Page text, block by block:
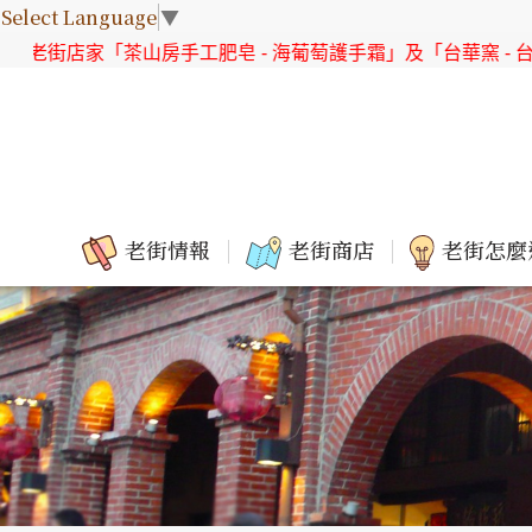
Select Language▼
手工肥皂 - 海葡萄護手霜」及「台華窯 - 台灣原生花系列 直
老街情報 老街商店 老街怎